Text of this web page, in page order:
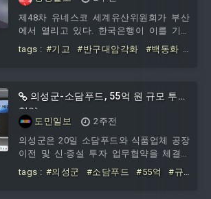
제48차 유네스코 세계유산위원회가 부산
에서 열리고 있다. 한국은행이 이를 기념
해 발행한 3만원권 백동화 기념 주화에 국
보 반구대암각화가 새겨져 있다. 필자는
기회로 기대하고 있다.세계유산위원회와
연계해서 울산에서는 지난 17일 제8차 ‘세
계유산 현장관리자 포럼’이 개최됐다. 포
럼에서 현장관리자 4명의 사례발표는 한
결 같이 주민 참여를 1순위로 꼽았다. 주민
참여의 요체는 홍보와 자긍심이다. 이를
뒷받침하는 기본적인 조치는 대한민국 최
tags : #기고 #반구대암각화
#백동화
의성군-소담푸드, 55억 원 규모 투자
협약
도민일보
2주전
의성군은 20일 소담푸드와 식품업체 공장
이전 및 신·증설 투자 업무협약을 체결했
다고 밝혔다.㈜소담푸드는 2013년 설립된
누룽지 전문 식품 제조·가공업체로 이를
tags : #의성군 #소담푸드 #55억
#규